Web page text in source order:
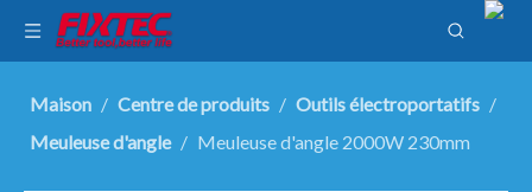
Maison / Centre de produits / Outils électroportatifs /
Meuleuse d'angle / Meuleuse d'angle 2000W 230mm